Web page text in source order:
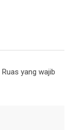
Ruas yang wajib